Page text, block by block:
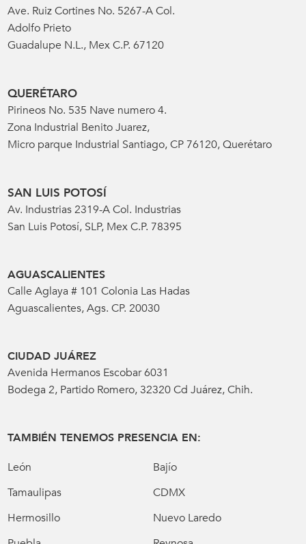
Ave. Ruiz Cortines No. 5267-A Col.
Adolfo Prieto
Guadalupe N.L., Mex C.P. 67120
QUERÉTARO
Pirineos No. 535 Nave numero 4.
Zona Industrial Benito Juarez,
Micro parque Industrial Santiago, CP 76120, Querétaro
SAN LUIS POTOSÍ
Av. Industrias 2319-A Col. Industrias
San Luis Potosí, SLP, Mex C.P. 78395
AGUASCALIENTES
Calle Aglaya # 101 Colonia Las Hadas
Aguascalientes, Ags. CP. 20030
CIUDAD JUÁREZ
Avenida Hermanos Escobar 6031
Bodega 2, Partido Romero, 32320 Cd Juárez, Chih.
TAMBIÉN TENEMOS PRESENCIA EN:
León
Bajío
Tamaulipas
CDMX
Hermosillo
Nuevo Laredo